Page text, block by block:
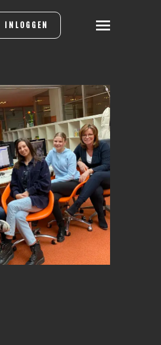
INLOGGEN